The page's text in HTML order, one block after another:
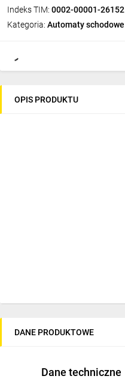
Indeks TIM: 0002-00001-26152
Kategoria: Automaty schodowe
OPIS PRODUKTU
DANE PRODUKTOWE
Dane techniczne